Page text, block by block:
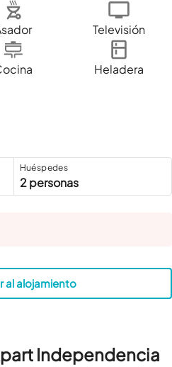
Televisión
Heladera
Huéspedes
2 personas
al alojamiento
Independencia